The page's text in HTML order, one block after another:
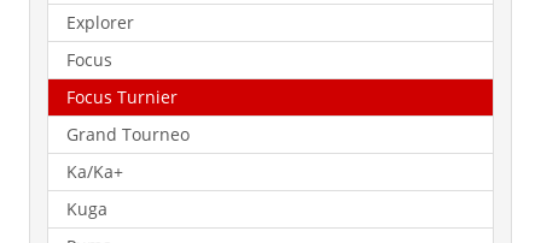
Explorer
Focus
Focus Turnier
Grand Tourneo
Ka/Ka+
Kuga